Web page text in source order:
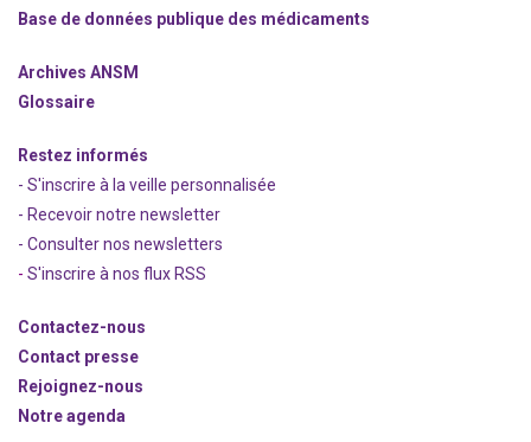
Base de données publique des médicaments
Archives ANSM
Glossaire
Restez informés
- S'inscrire à la veille personnalisée
- Recevoir notre newsletter
- Consulter nos newsletters
- S'inscrire à nos flux RSS
Contactez-nous
Contact presse
Rejoignez-nous
Notre agenda